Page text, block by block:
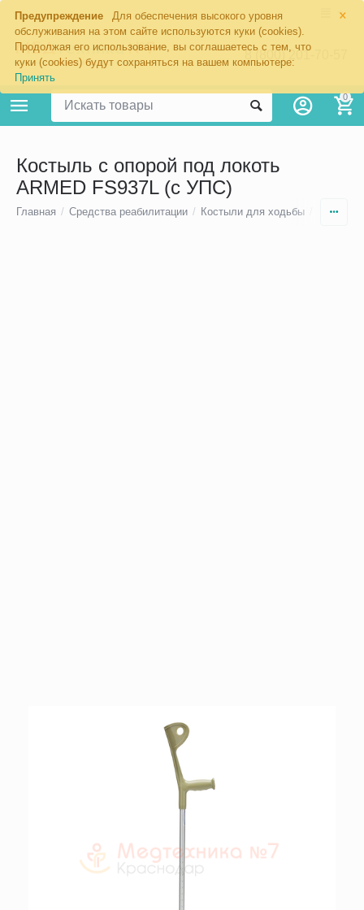
×
Предупреждение
Для обеспечения высокого уровня
обслуживания на этом сайте используются куки (cookies).
Продолжая его использование, вы соглашаетесь с тем, что
куки (cookies) будут сохраняться на вашем компьютере:
Принять
8 (800) 201-70-57
0
Костыль с опорой под локоть
ARMED FS937L (с УПС)
Главная / Средства реабилитации / Костыли для ходьбы